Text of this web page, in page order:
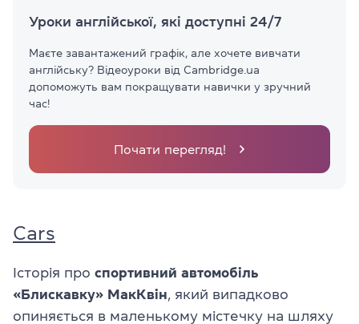
Уроки англійської, які доступні 24/7
Маєте завантажений графік, але хочете вивчати
англійську? Відеоуроки від Cambridge.ua
допоможуть вам покращувати навички у зручний
час!
Почати перегляд!
Cars
Історія про спортивний автомобіль
«Блискавку» МакКвін, який випадково
опиняється в маленькому містечку на шляху